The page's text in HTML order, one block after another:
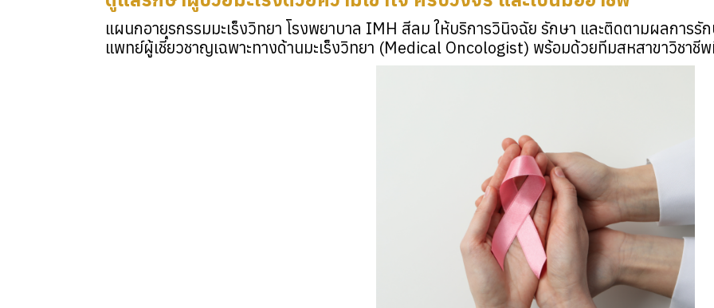
แผนกอายุรกรรมมะเร็งวิทยา โรงพยาบาล IMH สีลม ให้บริการวินิจฉัย รักษา และติดตามผลการรัก
แพทย์ผู้เชี่ยวชาญเฉพาะทางด้านมะเร็งวิทยา (Medical Oncologist) พร้อมด้วยทีมสหสาขาวิชาชี